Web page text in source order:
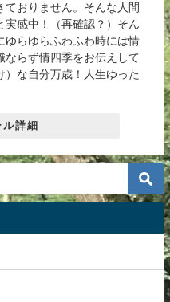
ておりません。そんな人間
感中！（再確認？）そん
ゆらゆらふわふわ時には情
ならず情四季をお伝えして
）な自分万歳！人生ゆった
詳細